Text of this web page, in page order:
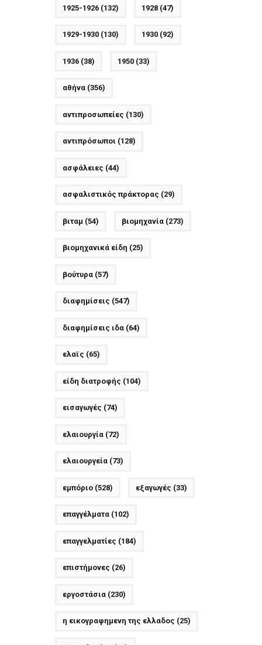
1925-1926(132) 1928(47)
1929-1930(130) 1930(92)
1936(38) 1950(33)
αθήνα(356)
αντιπροσωπείες (130)
αντιπρόσωποι (128)
ασφάλειες (44)
ασφαλιστικός πράκτορας (29)
βιταμ (54) βιομηχανία(273)
βιομηχανικά είδη (25)
βούτυρα(57)
διαφημίσεις (547)
διαφημίσεις ιδα(64)
ελαϊς (65)
είδη διατροφής (104)
εισαγωγές (74)
ελαιουργία(72)
ελαιουργεία(73)
εμπόριο(528) εξαγωγές (33)
επαγγέλματα(102)
επαγγελματίες (184)
επιστήμονες (26)
εργοστάσια(230)
η εικογραφημενη της ελλαδος (25)